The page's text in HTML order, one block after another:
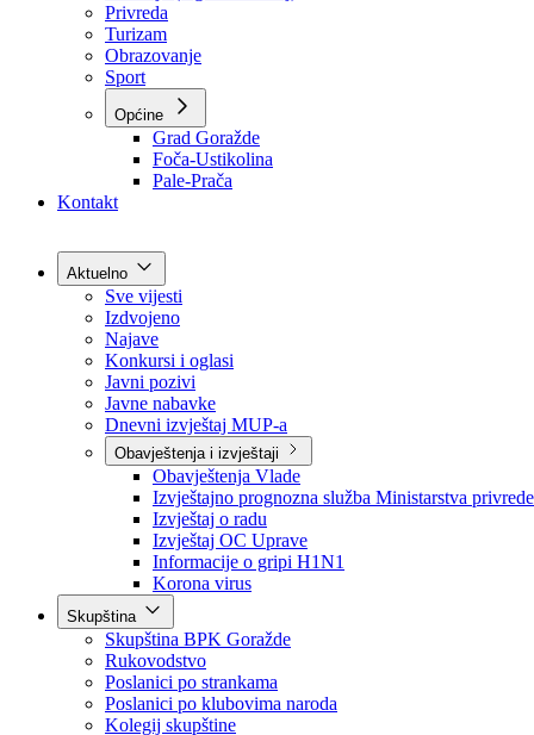
O kantonu
Simboli kantona (Grb, zastava)
Historija (digitalni muzej)
Privreda
Turizam
Obrazovanje
Sport
Općine
Kontakt
Aktuelno
Sve vijesti
Izdvojeno
Najave
Konkursi i oglasi
Javni pozivi
Javne nabavke
Dnevni izvještaj MUP-a
Obavještenja i izvještaji
Obavještenja Vlade
Izvještajno prognozna služba Ministarstva privrede
Izvještaj o radu
Izvještaj OC Uprave
Informacije o gripi H1N1
Korona virus
Skupština
Skupština BPK Goražde
Rukovodstvo